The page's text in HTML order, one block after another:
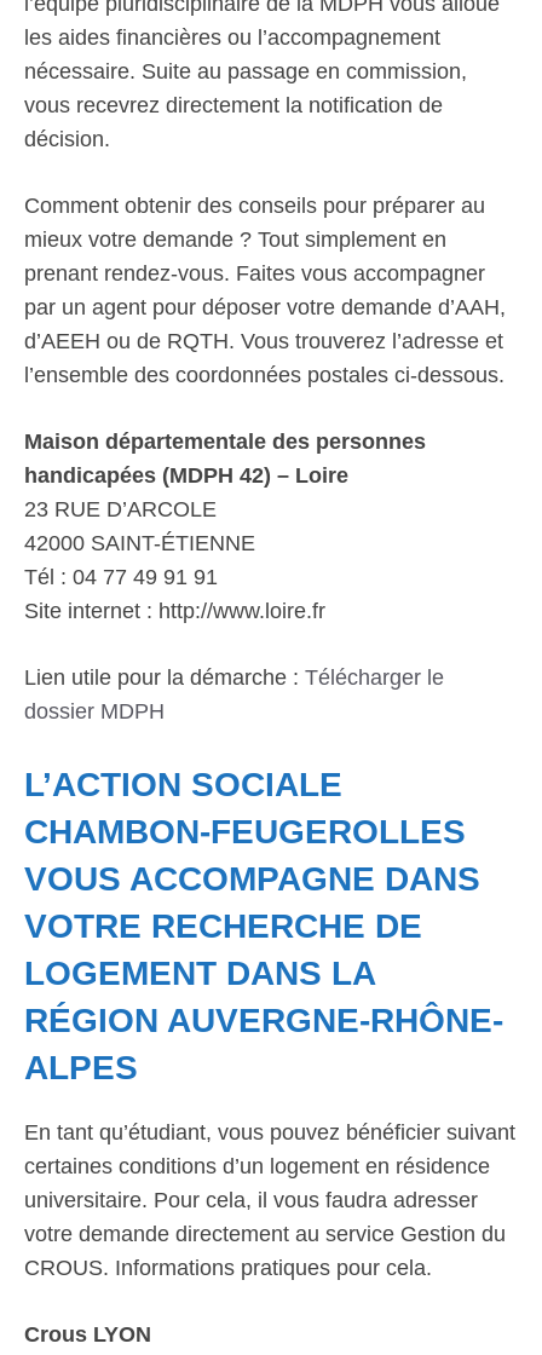
les aides financières ou l’accompagnement
nécessaire. Suite au passage en commission,
vous recevrez directement la notification de
décision.
Comment obtenir des conseils pour préparer au
mieux votre demande ? Tout simplement en
prenant rendez-vous. Faites vous accompagner
par un agent pour déposer votre demande d’AAH,
d’AEEH ou de RQTH. Vous trouverez l’adresse et
l’ensemble des coordonnées postales ci-dessous.
Maison départementale des personnes
handicapées (MDPH 42) – Loire
23 RUE D’ARCOLE
42000 SAINT-ÉTIENNE
Tél : 04 77 49 91 91
Site internet : http://www.loire.fr
Lien utile pour la démarche : Télécharger le
dossier MDPH
L’ACTION SOCIALE
CHAMBON-FEUGEROLLES
VOUS ACCOMPAGNE DANS
VOTRE RECHERCHE DE
LOGEMENT DANS LA
RÉGION AUVERGNE-RHÔNE-
ALPES
En tant qu’étudiant, vous pouvez bénéficier suivant
certaines conditions d’un logement en résidence
universitaire. Pour cela, il vous faudra adresser
votre demande directement au service Gestion du
CROUS. Informations pratiques pour cela.
Crous LYON